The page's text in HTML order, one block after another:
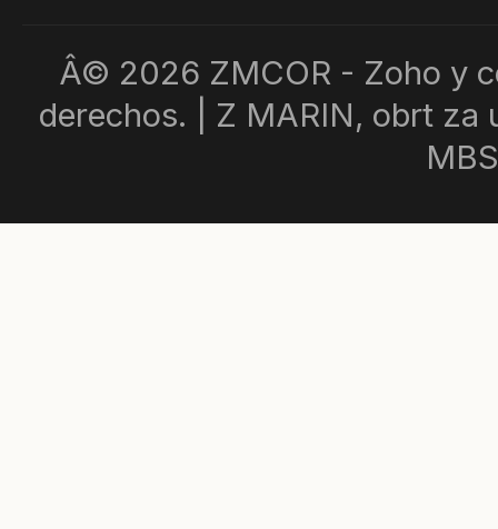
Â© 2026 ZMCOR - Zoho y
derechos. | Z MARIN, obrt za